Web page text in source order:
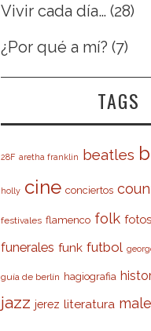
Vivir cada día… (28)
¿Por qué a mí? (7)
TAGS
28F aretha franklin beatles
holly cine conciertos
festivales flamenco folk fotos
funerales funk futbol
guía de berlín hagiografia
jazz jerez literatura